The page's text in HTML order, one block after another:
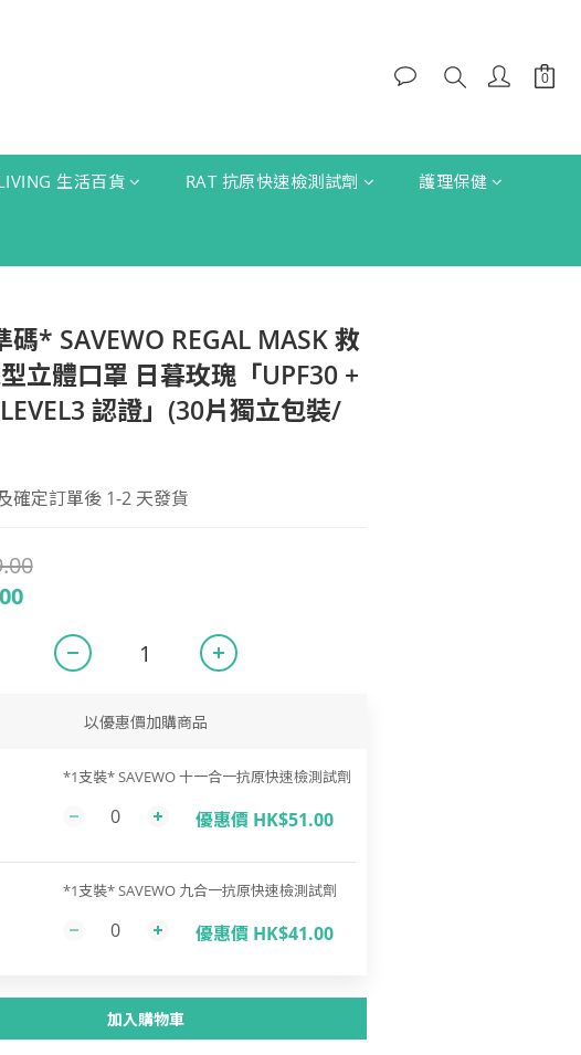
生活百貨 RAT 抗原快速檢測試劑 護理保健
碼* SAVEWO REGAL MASK 救
立體口罩 日暮玫瑰「UPF30 +
認證」(30片獨立包裝/
確定訂單後 1-2 天發貨
以優惠價加購商品
*1支裝* SAVEWO 十一合一抗原快速檢測試劑
優惠價 HK$51.00
*1支裝* SAVEWO 九合一抗原快速檢測試劑
優惠價 HK$41.00
加入購物車